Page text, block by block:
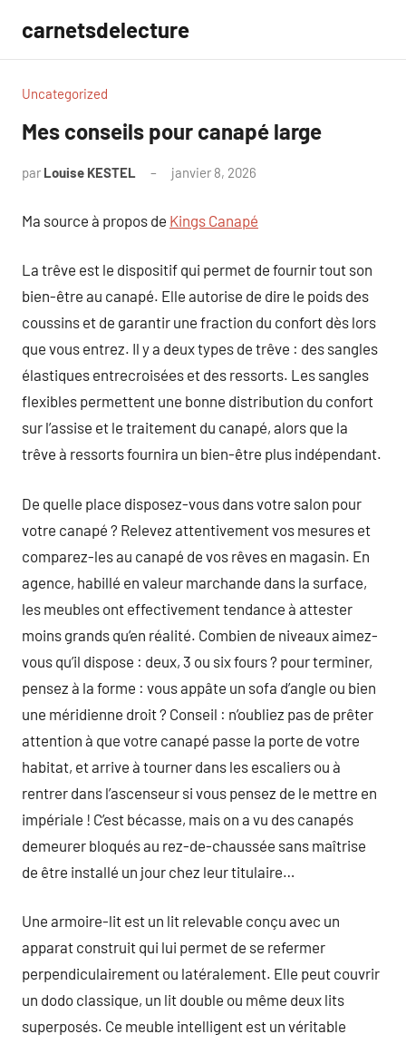
contenu
carnetsdelecture
Uncategorized
Mes conseils pour canapé large
par Louise KESTEL janvier 8, 2026
Ma source à propos de Kings Canapé
La trêve est le dispositif qui permet de fournir tout son
bien-être au canapé. Elle autorise de dire le poids des
coussins et de garantir une fraction du confort dès lors
que vous entrez. Il y a deux types de trêve : des sangles
élastiques entrecroisées et des ressorts. Les sangles
flexibles permettent une bonne distribution du confort
sur l’assise et le traitement du canapé, alors que la
trêve à ressorts fournira un bien-être plus indépendant.
De quelle place disposez-vous dans votre salon pour
votre canapé ? Relevez attentivement vos mesures et
comparez-les au canapé de vos rêves en magasin. En
agence, habillé en valeur marchande dans la surface,
les meubles ont effectivement tendance à attester
moins grands qu’en réalité. Combien de niveaux aimez-
vous qu’il dispose : deux, 3 ou six fours ? pour terminer,
pensez à la forme : vous appâte un sofa d’angle ou bien
une méridienne droit ? Conseil : n’oubliez pas de prêter
attention à que votre canapé passe la porte de votre
habitat, et arrive à tourner dans les escaliers ou à
rentrer dans l’ascenseur si vous pensez de le mettre en
impériale ! C’est bécasse, mais on a vu des canapés
demeurer bloqués au rez-de-chaussée sans maîtrise
de être installé un jour chez leur titulaire…
Une armoire-lit est un lit relevable conçu avec un
apparat construit qui lui permet de se refermer
perpendiculairement ou latéralement. Elle peut couvrir
un dodo classique, un lit double ou même deux lits
superposés. Ce meuble intelligent est un véritable